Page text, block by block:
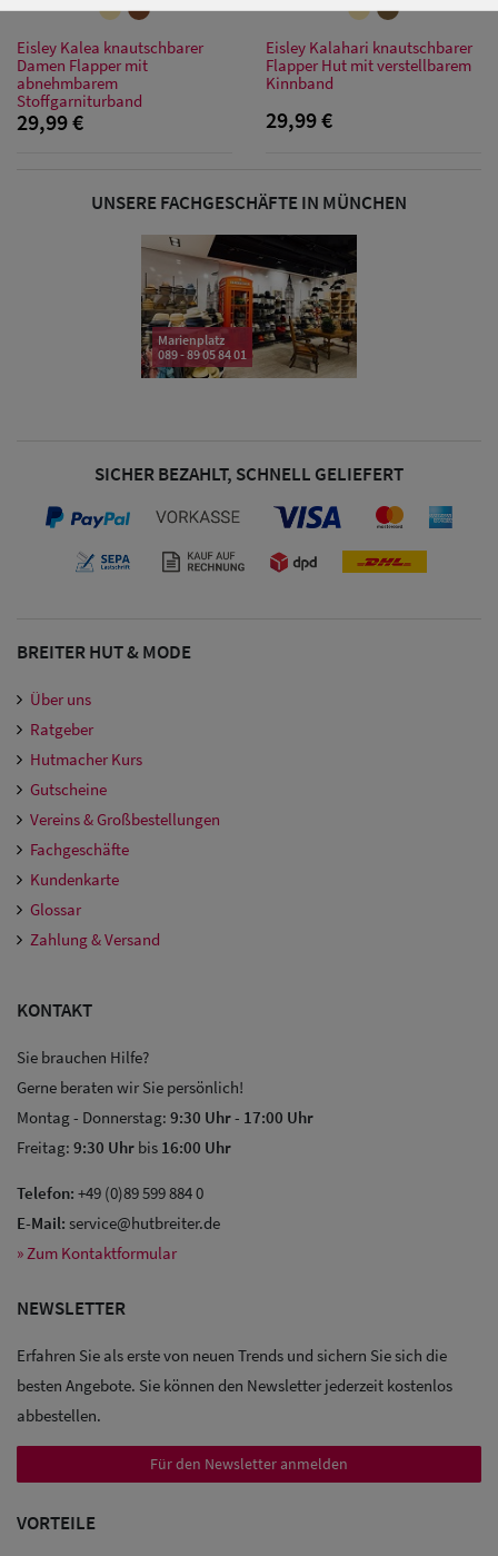
Damen Caps
Damen
Baseball Caps
Schutz Caps
Sonnenschilder
& Visoren
Damen
Damen Caps
Großgrößen
(63-65 cm)
Eisley Kalea knautschbarer
Damen Flapper mit
abnehmbarem
Stoffgarniturband
29,99 €
Eisley Kalahari knautschbarer
Flapper Hut mit verstellbarem
Kinnband
29,99 €
UNSERE FACHGESCHÄFTE IN MÜNCHEN
Marienplatz
089 - 89 05 84 01
SICHER BEZAHLT, SCHNELL GELIEFERT
BREITER HUT & MODE
Über uns
Ratgeber
Hutmacher Kurs
Gutscheine
Vereins & Großbestellungen
Fachgeschäfte
Kundenkarte
Glossar
Zahlung & Versand
KONTAKT
Sie brauchen Hilfe?
Gerne beraten wir Sie persönlich!
Montag - Donnerstag: 9:30 Uhr- 17:00 Uhr
Freitag: 9:30 Uhr bis 16:00 Uhr
Telefon: +49 (0)89 599 884 0
E-Mail: service@hutbreiter.de
» Zum Kontaktformular
NEWSLETTER
Erfahren Sie als erste von neuen Trends und sichern Sie sich die
besten Angebote. Sie können den Newsletter jederzeit kostenlos
abbestellen.
Für den Newsletter anmelden
VORTEILE